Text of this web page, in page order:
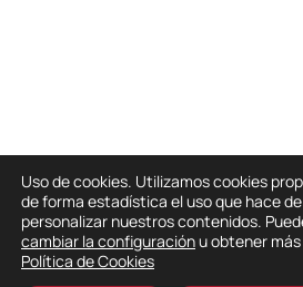
Uso de cookies. Utilizamos cookies
de forma estadística el uso que hace
personalizar nuestros contenidos.
cambiar la configuraciónu obtener más
Política de Cookies